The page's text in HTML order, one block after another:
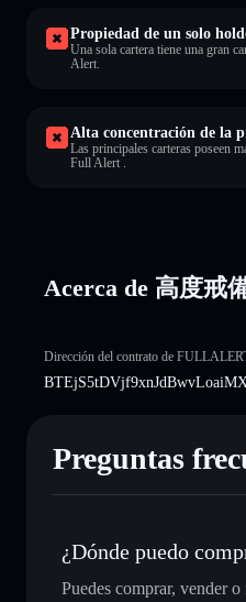
Propiedad de un solo
Una sola cartera tiene una gran
Alert.
Alta concentración de la
Las principales carteras poseen
Full Alert .
Acerca de 高度
Dirección del contrato de
Preguntas
¿Dónde puedo
Puedes comprar, vender